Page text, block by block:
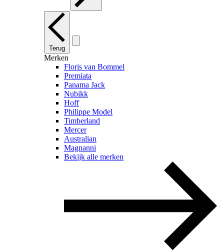
Terug
Merken
Floris van Bommel
Premiata
Panama Jack
Nubikk
Hoff
Philippe Model
Timberland
Mercer
Australian
Magnanni
Bekijk alle merken